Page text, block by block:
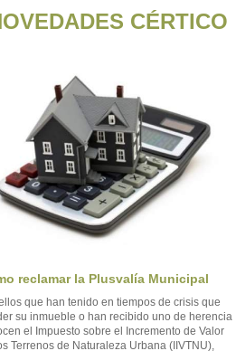
CÉRTICO
reclamar la Plusvalía Municipal
que han tenido en tiempos de crisis que
su inmueble o han recibido uno de herencia
el Impuesto sobre el Incremento de Valor
Terrenos de Naturaleza Urbana (IIVTNU),